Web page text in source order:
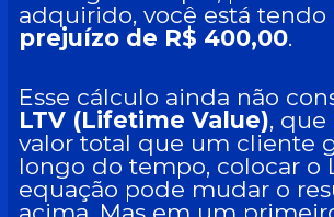
adquirido, você está tendo
prejuízo de R$ 400,00.
Esse cálculo ainda não
LTV (Lifetime Value), que
valor total que um cliente
longo do tempo, colocar o
equação pode mudar o